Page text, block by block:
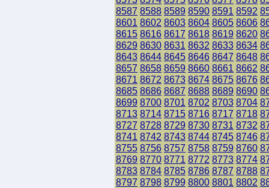
8587 8588 8589 8590 8591 8592
8601 8602 8603 8604 8605 8606
8615 8616 8617 8618 8619 8620
8629 8630 8631 8632 8633 8634
8643 8644 8645 8646 8647 8648
8657 8658 8659 8660 8661 8662
8671 8672 8673 8674 8675 8676
8685 8686 8687 8688 8689 8690
8699 8700 8701 8702 8703 8704
8713 8714 8715 8716 8717 8718
8727 8728 8729 8730 8731 8732
8741 8742 8743 8744 8745 8746
8755 8756 8757 8758 8759 8760
8769 8770 8771 8772 8773 8774
8783 8784 8785 8786 8787 8788
8797 8798 8799 8800 8801 8802